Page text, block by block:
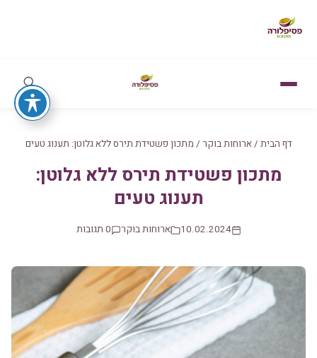
דף הבית /ארוחות בוקר / מתכון פשטידת תירס ללא גלוטן: תענוג טעים
מתכון פשטידת תירס ללא גלוטן:
תענוג טעים
10.02.2024 ארוחות בוקר 0 תגובות